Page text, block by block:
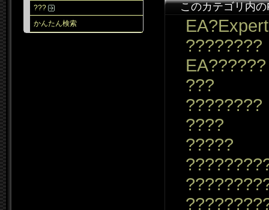
???
かんたん検索
このカテゴリ内
????????
EA??????
???
????????
????
?????